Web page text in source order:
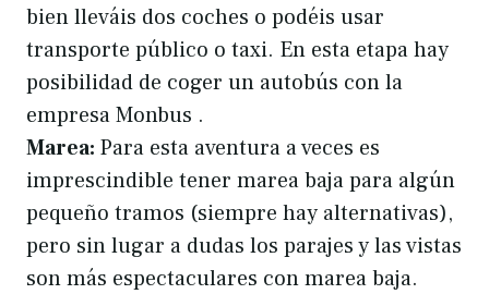
bien lleváis dos coches o podéis usar
transporte público o taxi. En esta etapa hay
posibilidad de coger un autobús con la
empresa Monbus .
Marea: Para esta aventura a veces es
imprescindible tener marea baja para algún
pequeño tramos (siempre hay alternativas),
pero sin lugar a dudas los parajes y las vistas
son más espectaculares con marea baja.